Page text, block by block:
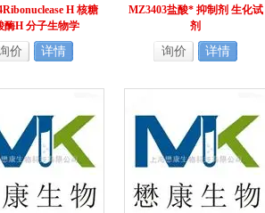
H 核糖
酶H 分子生物学
价 详情
MZ3403盐酸* 抑制剂 生化试
剂
询价 详情